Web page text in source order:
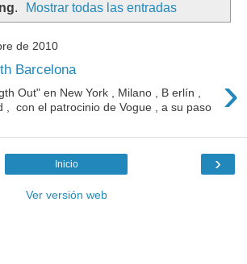
. Mostrar todas las entradas
de 2010
Barcelona ›
Out" en New York , Milano , B erlín ,
, con el patrocinio de Vogue , a su paso
›
Inicio
Ver versión web